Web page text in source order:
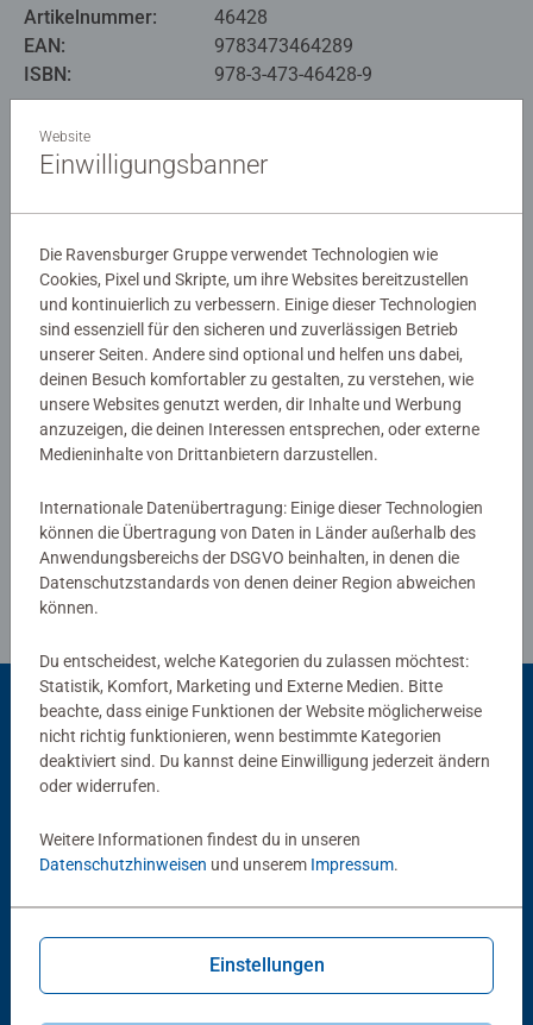
Artikelnummer:
46428
EAN:
9783473464289
ISBN:
978-3-473-46428-9
Warnhinweise und Herstellerinformation
Noch keine Bewertungen
abgegeben
0/0
Verfasse eine Bewertung
Beliebte Auswahl
Andere Kunden mögen auch
Website
Einwilligungsbanner
Die Ravensburger Gruppe verwendet Technologien wie
Cookies, Pixel und Skripte, um ihre Websites bereitzustellen
und kontinuierlich zu verbessern. Einige dieser Technologien
sind essenziell für den sicheren und zuverlässigen Betrieb
unserer Seiten. Andere sind optional und helfen uns dabei,
deinen Besuch komfortabler zu gestalten, zu verstehen, wie
unsere Websites genutzt werden, dir Inhalte und Werbung
anzuzeigen, die deinen Interessen entsprechen, oder externe
Medieninhalte von Drittanbietern darzustellen.
Internationale Datenübertragung: Einige dieser Technologien
können die Übertragung von Daten in Länder außerhalb des
Anwendungsbereichs der DSGVO beinhalten, in denen die
Datenschutzstandards von denen deiner Region abweichen
können.
Du entscheidest, welche Kategorien du zulassen möchtest:
Statistik, Komfort, Marketing und Externe Medien. Bitte
beachte, dass einige Funktionen der Website möglicherweise
nicht richtig funktionieren, wenn bestimmte Kategorien
deaktiviert sind. Du kannst deine Einwilligung jederzeit ändern
oder widerrufen.
Weitere Informationen findest du in unseren
Datenschutzhinweisen und unserem Impressum.
Einstellungen